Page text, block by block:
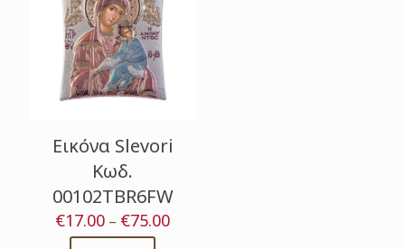
Εικόνα Slevori
Κωδ.
00102TBR6FW
€17.00 – €75.00Price